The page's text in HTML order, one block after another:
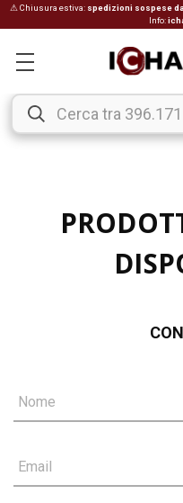
⚠ Chiusura estiva: spedizioni sospese
Info:
Nome
Email